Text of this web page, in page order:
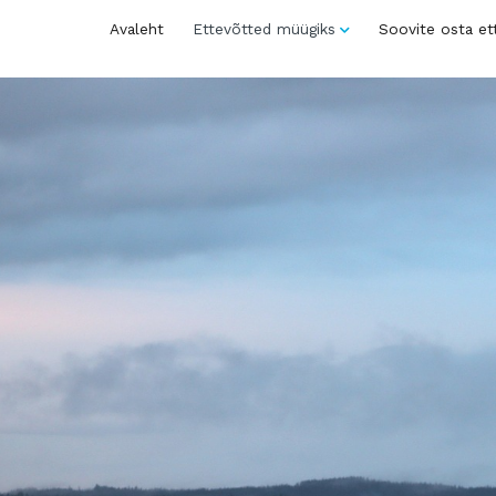
Avaleht Ettevõtted müügiks Soovite osta